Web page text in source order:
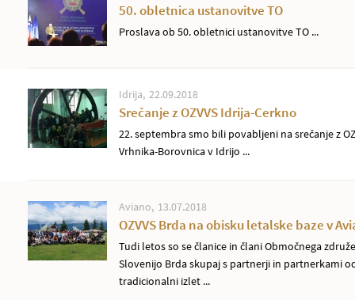
50. obletnica ustanovitve TO
Proslava ob 50. obletnici ustanovitve TO ...
Idrija 22.09.2018
Srečanje z OZVVS Idrija-Cerkno
22. septembra smo bili povabljeni na srečanje z
Vrhnika-Borovnica v Idrijo ...
Aviano 13.07.2018
OZVVS Brda na obisku letalske baze v
Tudi letos so se članice in člani Območnega
Slovenijo Brda skupaj s partnerji in partnerkami
tradicionalni izlet ...